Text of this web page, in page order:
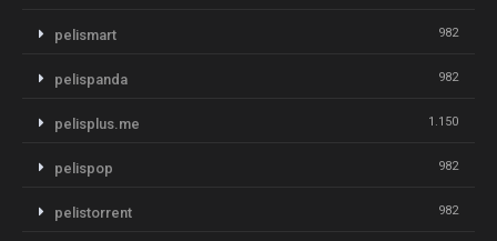
pelismart 982
pelispanda 982
pelisplus.me 1.150
pelispop 982
pelistorrent 982